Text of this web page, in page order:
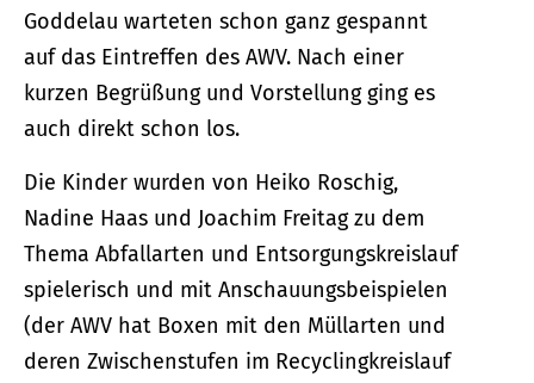
Goddelau warteten schon ganz gespannt
auf das Eintreffen des AWV. Nach einer
kurzen Begrüßung und Vorstellung ging es
auch direkt schon los.
Die Kinder wurden von Heiko Roschig,
Nadine Haas und Joachim Freitag zu dem
Thema Abfallarten und Entsorgungskreislauf
spielerisch und mit Anschauungsbeispielen
(der AWV hat Boxen mit den Müllarten und
deren Zwischenstufen im Recyclingkreislauf